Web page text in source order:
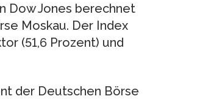
Dow Jones berechnet
Moskau. Der Index
(51,6 Prozent) und
der Deutschen Börse